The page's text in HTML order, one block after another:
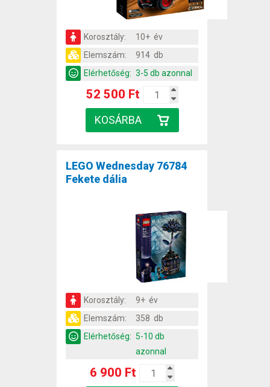
Korosztály:
10+ év
Elemszám:
914 db
Elérhetőség: 3-5 db azonnal
52 500 Ft
LEGO Wednesday 76784
Fekete dália
Korosztály:
9+ év
Elemszám:
358 db
Elérhetőség: 5-10 db
azonnal
6 900 Ft